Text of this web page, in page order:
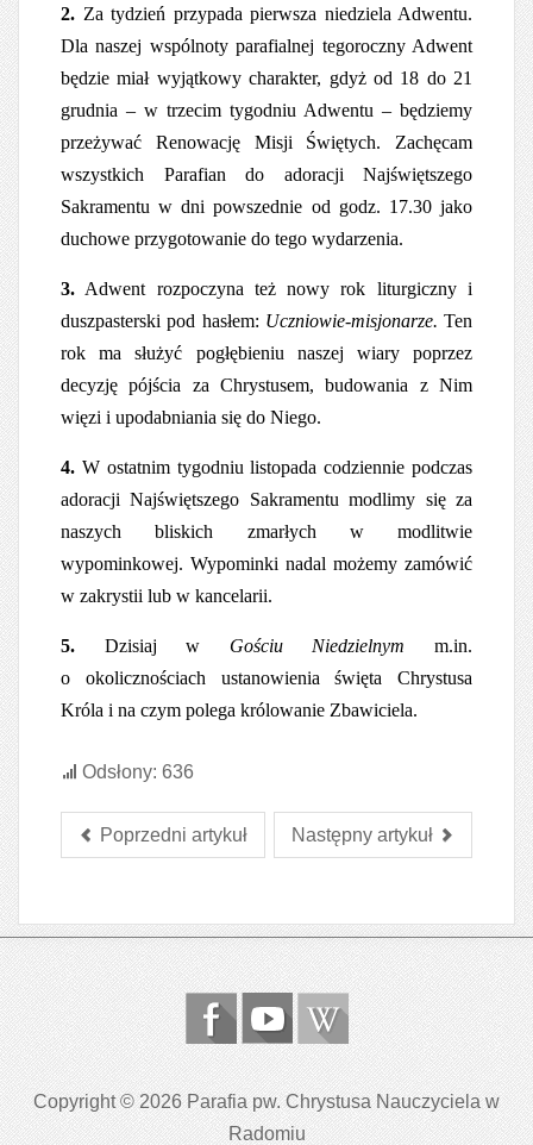
2. Za tydzień przypada pierwsza niedziela Adwentu.
Dla naszej wspólnoty parafialnej tegoroczny Adwent
będzie miał wyjątkowy charakter, gdyż od 18 do 21
grudnia – w trzecim tygodniu Adwentu – będziemy
przeżywać Renowację Misji Świętych. Zachęcam
wszystkich Parafian do adoracji Najświętszego
Sakramentu w dni powszednie od godz. 17.30 jako
duchowe przygotowanie do tego wydarzenia.
3. Adwent rozpoczyna też nowy rok liturgiczny i
duszpasterski pod hasłem: Uczniowie-misjonarze. Ten
rok ma służyć pogłębieniu naszej wiary poprzez
decyzję pójścia za Chrystusem, budowania z Nim
więzi i upodabniania się do Niego.
4. W ostatnim tygodniu listopada codziennie podczas
adoracji Najświętszego Sakramentu modlimy się za
naszych bliskich zmarłych w modlitwie
wypominkowej. Wypominki nadal możemy zamówić
w zakrystii lub w kancelarii.
5. Dzisiaj w Gościu Niedzielnym m.in.
o okolicznościach ustanowienia święta Chrystusa
Króla i na czym polega królowanie Zbawiciela.
Odsłony: 636
Poprzedni artykuł Następny artykuł
Copyright © 2026 Parafia pw. Chrystusa Nauczyciela w
Radomiu